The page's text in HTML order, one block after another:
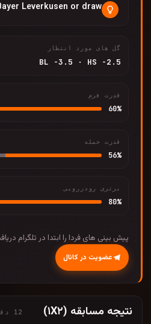
Leverkusen or draw
گل های مورد انتظار
BL -3.5 · HS -2.5
قدرت فرم
60%
قدرت حمله
56%
برتری رودررویی
80%
پیش بینی های فردا را ابتدا در تلگرام
عضویت در کانال
نتیجه مسابقه (۱X۲) 12 دقیقه پیش به روزرسانی شد